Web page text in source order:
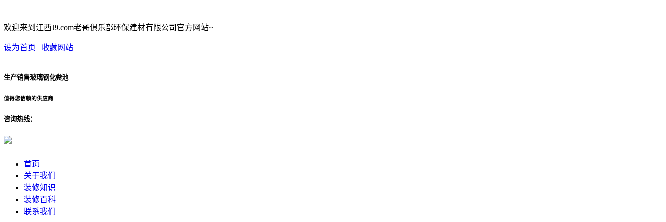
欢迎来到江西J9.com老哥俱乐部环保建材有限公司官方网站~
设为首页 | 收藏网站
生产销售玻璃钢化粪池
值得您信赖的供应商
咨询热线：
首页
关于我们
装修知识
装修百科
联系我们